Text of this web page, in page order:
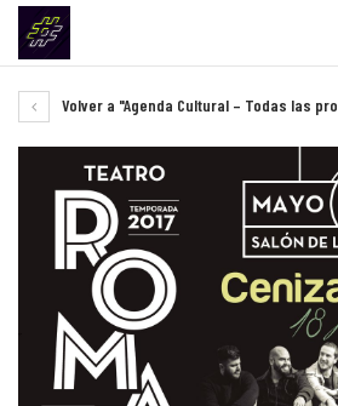
Volver a "Agenda Cultural – Todas las